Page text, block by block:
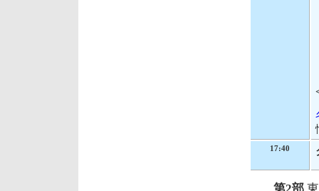
17:40